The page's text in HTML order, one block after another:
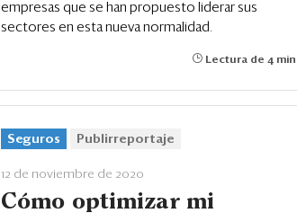
empresas que se han propuesto liderar sus
sectores en esta nueva normalidad.
Lectura de 4 min
Seguros Publirreportaje
12 de noviembre de 2020
Cómo optimizar mi